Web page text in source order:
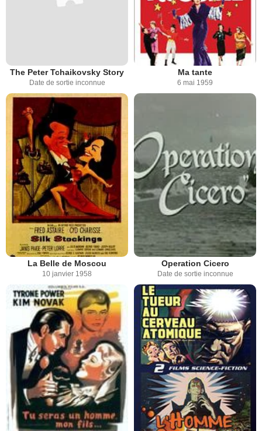
The Peter Tchaikovsky Story
Date de sortie inconnue
Ma tante
6 mai 1959
La Belle de Moscou
10 janvier 1958
Operation Cicero
Date de sortie inconnue